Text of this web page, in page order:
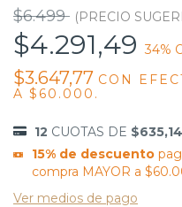
$6.499
$4.291,4934%
$3.647,77 CON
A $60.000.
12 CUOTAS DE $635,14
15% de descuento
compra MAYOR a
Ver medios de pago